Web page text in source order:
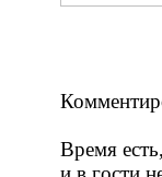
Время